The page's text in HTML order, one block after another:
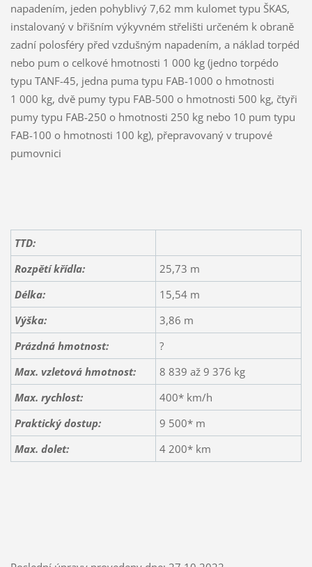
napadením, jeden pohyblivý 7,62 mm kulomet typu ŠKAS,
instalovaný v břišním výkyvném střelišti určeném k obraně
zadní polosféry před vzdušným napadením, a náklad torpéd
nebo pum o celkové hmotnosti 1 000 kg (jedno torpédo
typu TANF-45, jedna puma typu FAB-1000 o hmotnosti
1 000 kg, dvě pumy typu FAB-500 o hmotnosti 500 kg, čtyři
pumy typu FAB-250 o hmotnosti 250 kg nebo 10 pum typu
FAB-100 o hmotnosti 100 kg), přepravovaný v trupové
pumovnici
TTD:
Rozpětí křídla:
25,73 m
Délka:
15,54 m
Výška:
3,86 m
Prázdná hmotnost:
?
Max. vzletová hmotnost:
8 839 až 9 376 kg
Max. rychlost:
400* km/h
Praktický dostup:
9 500* m
Max. dolet:
4 200* km